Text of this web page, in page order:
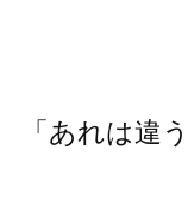
「あれは違